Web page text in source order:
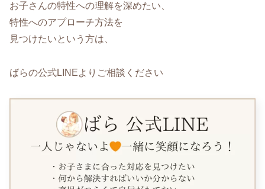
お子さんの特性への理解を深めたい、
特性へのアプローチ方法を
見つけたいという方は、
ばらの公式LINEよりご相談ください